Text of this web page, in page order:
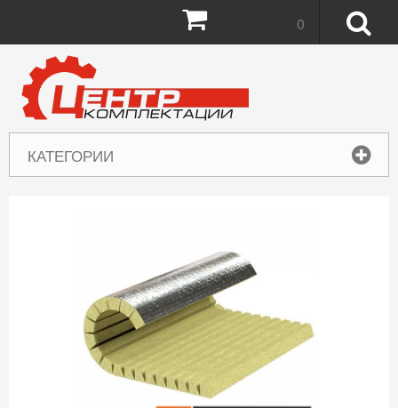
КАТЕГОРИИ
0